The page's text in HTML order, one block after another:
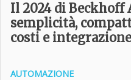
Il 2024 di Beckhoff
semplicità,
costi e integrazione
AUTOMAZIONE